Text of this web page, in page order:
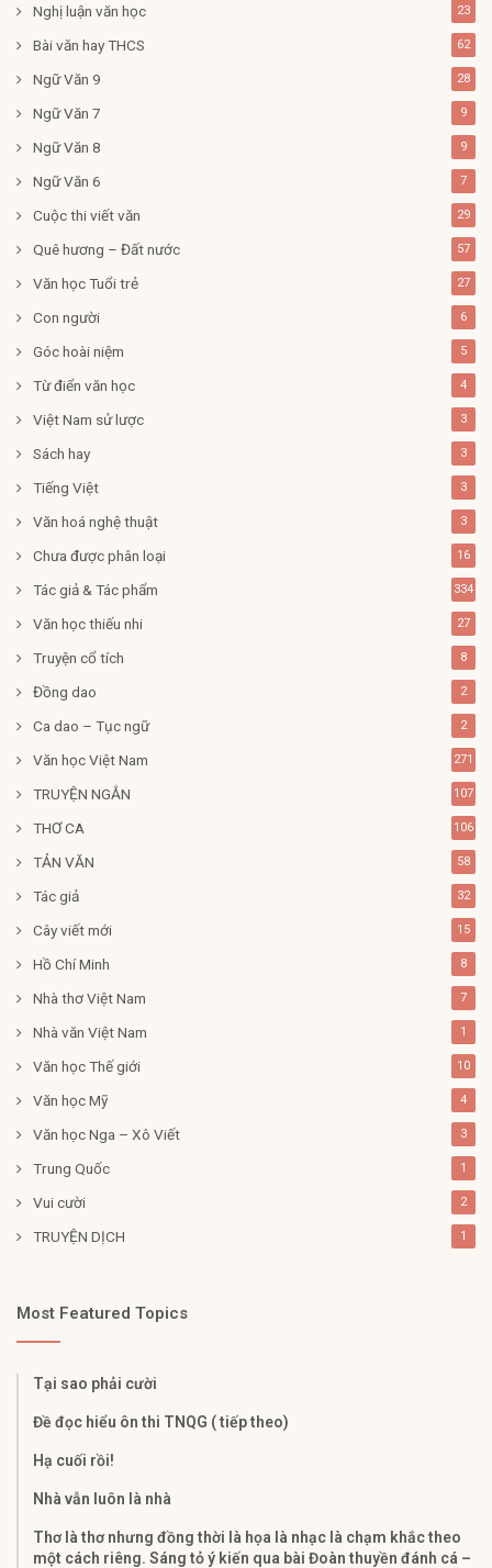
Nghị luận văn học 23
Bài văn hay THCS 62
Ngữ Văn 9 28
Ngữ Văn 7 9
Ngữ Văn 8 9
Ngữ Văn 6 7
Cuộc thi viết văn 29
Quê hương – Đất nước 57
Văn học Tuổi trẻ 27
Con người 6
Góc hoài niệm 5
Từ điển văn học 4
Việt Nam sử lược 3
Sách hay 3
Tiếng Việt 3
Văn hoá nghệ thuật 3
Chưa được phân loại 16
Tác giả & Tác phẩm 334
Văn học thiếu nhi 27
Truyện cổ tích 8
Đồng dao 2
Ca dao – Tục ngữ 2
Văn học Việt Nam 271
TRUYỆN NGẮN 107
THƠ CA 106
TẢN VĂN 58
Tác giả 32
Cây viết mới 15
Hồ Chí Minh 8
Nhà thơ Việt Nam 7
Nhà văn Việt Nam 1
Văn học Thế giới 10
Văn học Mỹ 4
Văn học Nga – Xô Viết 3
Trung Quốc 1
Vui cười 2
TRUYỆN DỊCH 1
Most Featured Topics
Tại sao phải cười
Đề đọc hiểu ôn thi TNQG ( tiếp theo)
Hạ cuối rồi!
Nhà vẫn luôn là nhà
Thơ là thơ nhưng đồng thời là họa là nhạc là chạm khắc theo
một cách riêng. Sáng tỏ ý kiến qua bài Đoàn thuyền đánh cá –